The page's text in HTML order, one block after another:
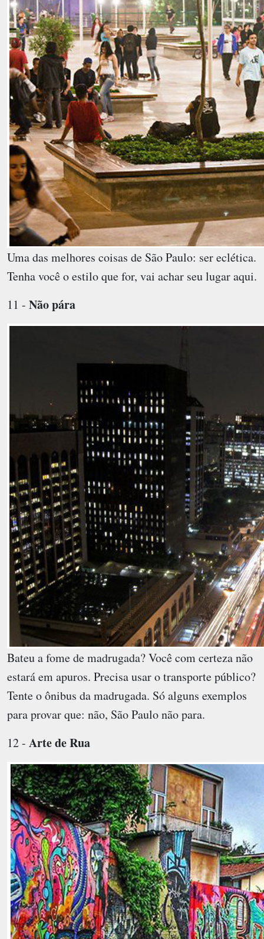
Uma das melhores coisas de São Paulo: ser eclética.
Tenha você o estilo que for, vai achar seu lugar aqui.
11 - Não pára
Bateu a fome de madrugada? Você com certeza não
estará em apuros. Precisa usar o transporte público?
Tente o ônibus da madrugada. Só alguns exemplos
para provar que: não, São Paulo não para.
12 - Arte de Rua